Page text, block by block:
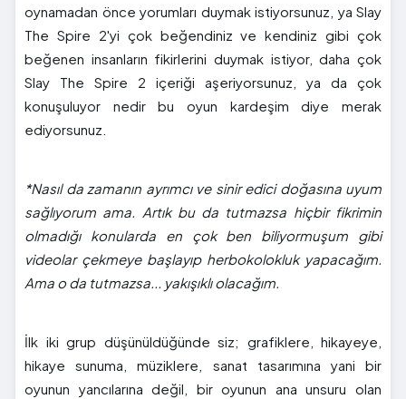
oynamadan önce yorumları duymak istiyorsunuz, ya Slay
The Spire 2'yi çok beğendiniz ve kendiniz gibi çok
beğenen insanların fikirlerini duymak istiyor, daha çok
Slay The Spire 2 içeriği aşeriyorsunuz, ya da çok
konuşuluyor nedir bu oyun kardeşim diye merak
ediyorsunuz.
*Nasıl da zamanın ayrımcı ve sinir edici doğasına uyum
sağlıyorum ama. Artık bu da tutmazsa hiçbir fikrimin
olmadığı konularda en çok ben biliyormuşum gibi
videolar çekmeye başlayıp herbokolokluk yapacağım.
Ama o da tutmazsa... yakışıklı olacağım.
İlk iki grup düşünüldüğünde siz; grafiklere, hikayeye,
hikaye sunuma, müziklere, sanat tasarımına yani bir
oyunun yancılarına değil, bir oyunun ana unsuru olan